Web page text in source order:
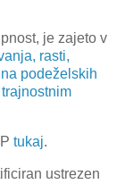
je zajeto v
rasti,
podeželskih
tukaj.
ustrezen